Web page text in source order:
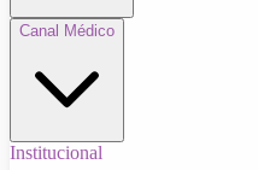
Canal Médico
Institucional